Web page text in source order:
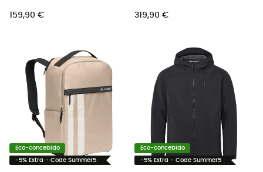
159,90 € 319,90 €
Eco-concebido
-5% Extra - Code Summer5
Eco-concebido
-5% Extra - Code Summer5